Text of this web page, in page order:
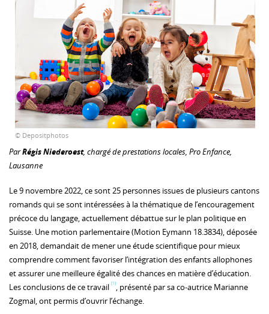
© Depositphotos
ParRégis Niederoest, chargé de prestations locales, Pro Enfance,
Lausanne
Le 9 novembre 2022, ce sont 25 personnes issues de plusieurs cantons
romands qui se sont intéressées à la thématique de l’encouragement
précoce du langage, actuellement débattue sur le plan politique en
Suisse. Une motion parlementaire (Motion Eymann 18.3834), déposée
en 2018, demandait de mener une étude scientifique pour mieux
comprendre comment favoriser l’intégration des enfants allophones
et assurer une meilleure égalité des chances en matière d’éducation.
Les conclusions de ce travail [1], présenté par sa co-autrice Marianne
Zogmal, ont permis d’ouvrir l’échange.